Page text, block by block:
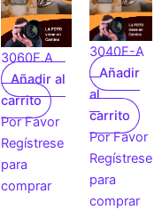
3060E.A
Añadir al
carrito
Por Favor
Regístrese
para
comprar
3040E-A
Añadir
al
carrito
Por Favor
Regístrese
para
comprar